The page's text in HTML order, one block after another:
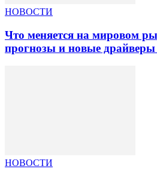
НОВОСТИ
Что меняется на мировом
прогнозы и новые драйверы
НОВОСТИ